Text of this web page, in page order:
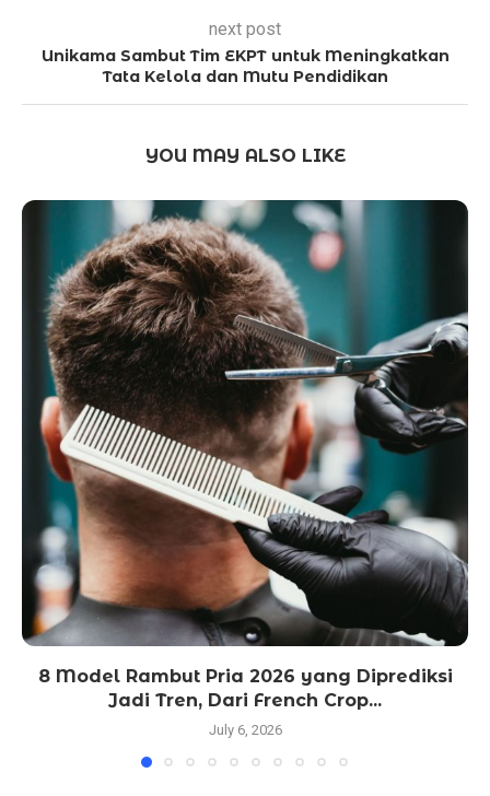
next post
Unikama Sambut Tim EKPT untuk Meningkatkan
Tata Kelola dan Mutu Pendidikan
YOU MAY ALSO LIKE
8 Model Rambut Pria 2026 yang Diprediksi
Jadi Tren, Dari French Crop...
July 6, 2026